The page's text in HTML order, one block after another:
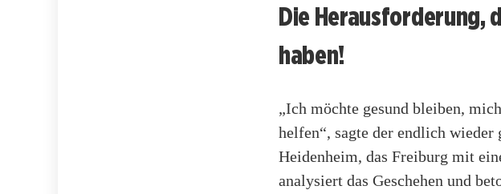
Die Herausforderung,
haben!
„Ich möchte gesund bleiben,
helfen“, sagte der endlich wieder
Heidenheim, das Freiburg mit
analysiert das Geschehen und